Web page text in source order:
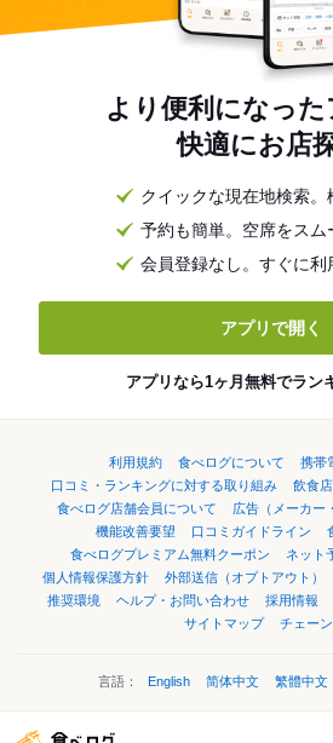
より便利になっ
快適にお店
クイックな現在地検索。
予約も簡単。空席をスム
会員登録なし。すぐに利
アプリで開く
アプリなら1ヶ月無料でラン
利用規約 食べログについて
携帯
口コミ・ランキングに対する取り組み
飲食
食べログ店舗会員について
広告（メーカー
機能改善要望
口コミガイドライン
食べログプレミアム無料クーポン
ネット
個人情報保護方針
外部送信（オプトアウト）
推奨環境
ヘルプ・お問い合わせ 採用情報
サイトマップ
チェー
言語： English 简体中文 繁體中文